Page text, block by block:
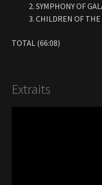
SYMPHONY OF
CHILDREN OF
TOTAL (66:08)
Extraits